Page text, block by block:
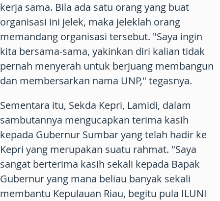
kerja sama. Bila ada satu orang yang buat
organisasi ini jelek, maka jeleklah orang
memandang organisasi tersebut. "Saya ingin
kita bersama-sama, yakinkan diri kalian tidak
pernah menyerah untuk berjuang membangun
dan membersarkan nama UNP," tegasnya.
Sementara itu, Sekda Kepri, Lamidi, dalam
sambutannya mengucapkan terima kasih
kepada Gubernur Sumbar yang telah hadir ke
Kepri yang merupakan suatu rahmat. "Saya
sangat berterima kasih sekali kepada Bapak
Gubernur yang mana beliau banyak sekali
membantu Kepulauan Riau, begitu pula ILUNI